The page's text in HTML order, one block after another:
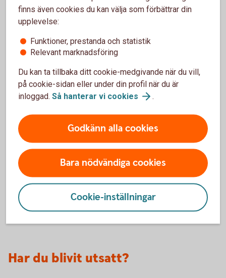
försiktig
Följinteallauppmaningar.
Om någon ber dig identifiera dig med till exempel
Mobilt BankID, klicka på länkar, ladda ner program,
lämna ifrån dig personliga uppgifter eller skicka
pengar. Avsluta konversationen om du inte själv först
tagit första kontakten.
Har du blivit utsatt?
finns även cookies du kan välja som förbättrar din
upplevelse:
Funktioner, prestanda och statistik
Relevant marknadsföring
Du kan ta tillbaka ditt cookie-medgivande när du vill,
på cookie-sidan eller under din profil när du är
inloggad. Så hanterar vi cookies .
Godkänn alla cookies
Bara nödvändiga cookies
Cookie-inställningar